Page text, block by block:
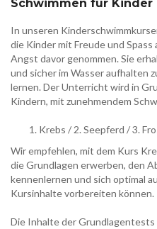
Schwimmen für Kinder
In unseren
die Kinder mit Freude und
Angst davor genommen. Sie
und sicher im Wasser aufhalten
lernen. Der Unterricht wird in
Kindern, mit zunehmendem
Krebs / 2. Seepferd / 3.
Wir empfehlen, mit dem Kurs
die Grundlagen erwerben, den
kennenlernen und sich optimal
Kursinhalte vorbereiten können.
Die Inhalte der